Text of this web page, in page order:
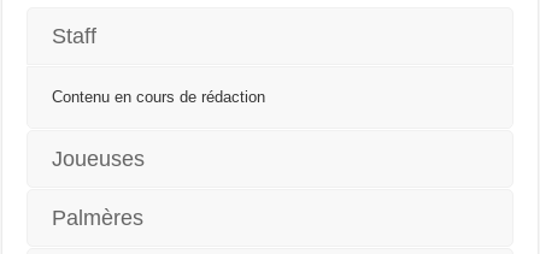
Staff
Contenu en cours de rédaction
Joueuses
Palmères